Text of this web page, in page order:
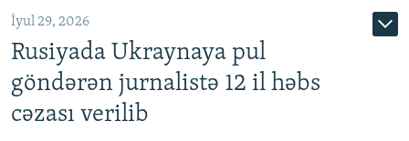
İyul 29, 2026
Rusiyada Ukraynaya pul
göndərən jurnalistə 12 il həbs
cəzası verilib